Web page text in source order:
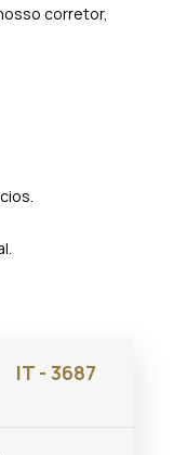
corretor,
IT - 3687